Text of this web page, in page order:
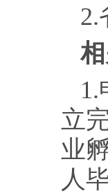
2.
立
业
人